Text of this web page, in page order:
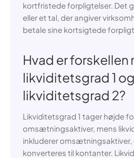
kortfristede forpligtelser. Det
eller et tal, der angiver
betale sine kortsigtede
Hvad er forskellen
likviditetsgrad 1 og
likviditetsgrad 2?
Likviditetsgrad 1 tager højde
omsætningsaktiver, mens
inkluderer omsætningsaktiver,
konverteres til kontanter.